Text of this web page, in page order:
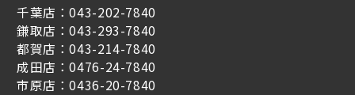
千葉店：043-202-7840
鎌取店：043-293-7840
都賀店：043-214-7840
成田店：0476-24-7840
市原店：0436-20-7840